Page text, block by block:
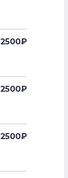
2500₽
2500₽
2500₽